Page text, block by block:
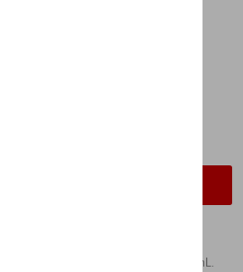
– 917
pas de stock
qualité au design célèbre de la 917
et froides. Contenance environ 450 mL.